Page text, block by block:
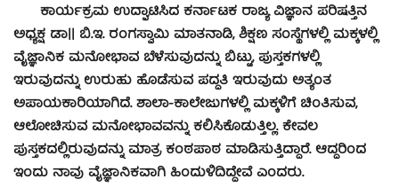
ಕಾರ್ಯಕ್ರಮ ಉದ್ಘಾಟಿಸಿದ ಕರ್ನಾಟಕ ರಾಜ್ಯ ವಿಜ್ಞಾನ ಪರಿಷತ್ತಿನ
ಅಧ್ಯಕ್ಷ ಡಾ|| ಬಿ.ಇ. ರಂಗಸ್ವಾಮಿ ಮಾತನಾಡಿ, ಶಿಕ್ಷಣ ಸಂಸ್ಥೆಗಳಲ್ಲಿ ಮಕ್ಕಳಲ್ಲಿ
ವೈಜ್ಞಾನಿಕ ಮನೋಭಾವ ಬೆಳೆಸುವುದನ್ನು ಬಿಟ್ಟು, ಪುಸ್ತಕಗಳಲ್ಲಿ
ಇರುವುದನ್ನು ಉರುಹು ಹೊಡೆಸುವ ಪದ್ಧತಿ ಇರುವುದು ಅತ್ಯಂತ
ಅಪಾಯಕಾರಿಯಾಗಿದೆ. ಶಾಲಾ-ಕಾಲೇಜುಗಳಲ್ಲಿ ಮಕ್ಕಳಿಗೆ ಚಿಂತಿಸುವ,
ಆಲೋಚಿಸುವ ಮನೋಭಾವವನ್ನು ಕಲಿಸಿಕೊಡುತ್ತಿಲ್ಲ. ಕೇವಲ
ಪುಸ್ತಕದಲ್ಲಿರುವುದನ್ನು ಮಾತ್ರ ಕಂಠಪಾಠ ಮಾಡಿಸುತ್ತಿದ್ದಾರೆ. ಆದ್ದರಿಂದ
ಇಂದು ನಾವು ವೈಜ್ಞಾನಿಕವಾಗಿ ಹಿಂದುಳಿದಿದ್ದೇವೆ ಎಂದರು.